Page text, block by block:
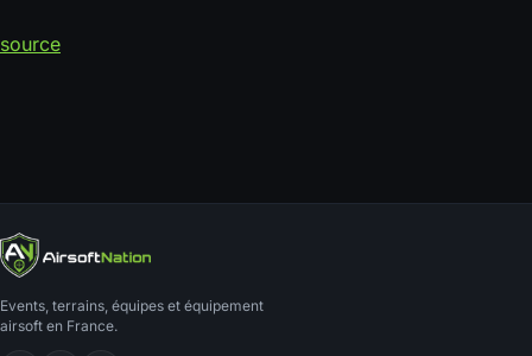
source
Events, terrains, équipes et équipement
airsoft en France.